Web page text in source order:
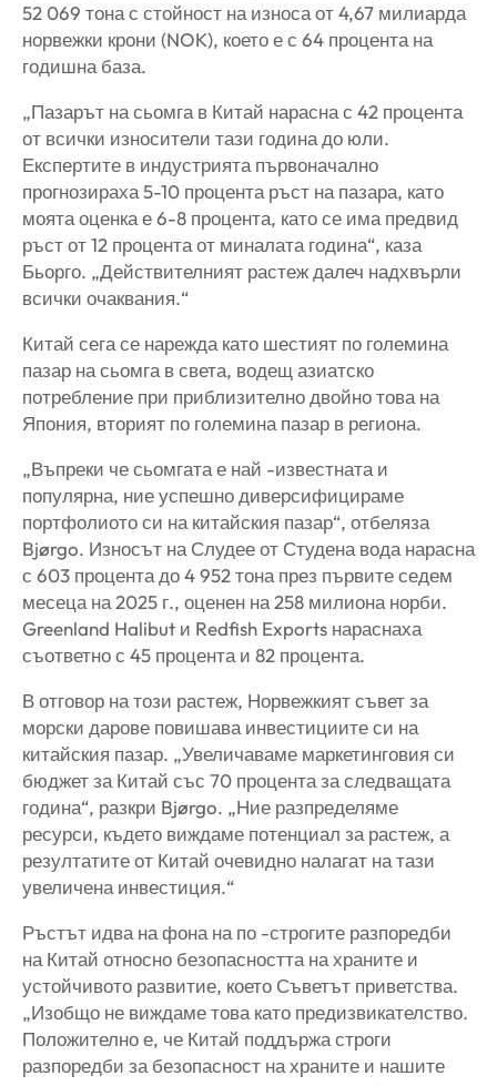
52 069 тона с стойност на износа от 4,67 милиарда
норвежки крони (NOK), което е с 64 процента на
годишна база.
„Пазарът на сьомга в Китай нарасна с 42 процента
от всички износители тази година до юли.
Експертите в индустрията първоначално
прогнозираха 5-10 процента ръст на пазара, като
моята оценка е 6-8 процента, като се има предвид
ръст от 12 процента от миналата година“, каза
Бьорго. „Действителният растеж далеч надхвърли
всички очаквания.“
Китай сега се нарежда като шестият по големина
пазар на сьомга в света, водещ азиатско
потребление при приблизително двойно това на
Япония, вторият по големина пазар в региона.
„Въпреки че сьомгата е най -известната и
популярна, ние успешно диверсифицираме
портфолиото си на китайския пазар“, отбеляза
Bjørgo. Износът на Слудее от Студена вода нарасна
с 603 процента до 4 952 тона през първите седем
месеца на 2025 г., оценен на 258 милиона норби.
Greenland Halibut и Redfish Exports нараснаха
съответно с 45 процента и 82 процента.
В отговор на този растеж, Норвежкият съвет за
морски дарове повишава инвестициите си на
китайския пазар. „Увеличаваме маркетинговия си
бюджет за Китай със 70 процента за следващата
година“, разкри Bjørgo. „Ние разпределяме
ресурси, където виждаме потенциал за растеж, а
резултатите от Китай очевидно налагат на тази
увеличена инвестиция.“
Ръстът идва на фона на по -строгите разпоредби
на Китай относно безопасността на храните и
устойчивото развитие, което Съветът приветства.
„Изобщо не виждаме това като предизвикателство.
Положително е, че Китай поддържа строги
разпоредби за безопасност на храните и нашите